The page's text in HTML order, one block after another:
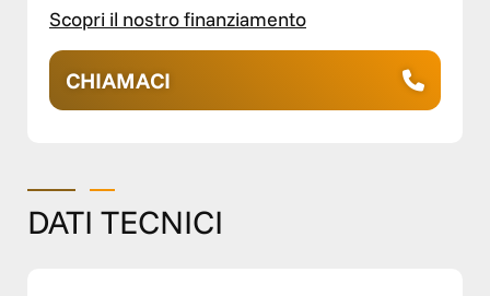
Scopri il nostro finanziamento
CHIAMACI
DATI TECNICI